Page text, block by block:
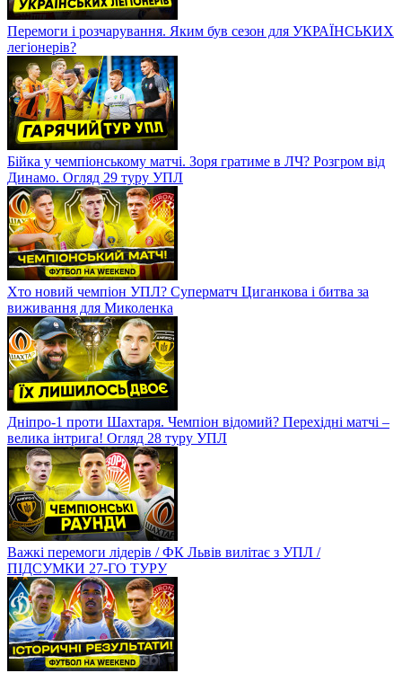
Перемоги і розчарування. Яким був сезон для УКРАЇНСЬКИХ
легіонерів?
Бійка у чемпіонському матчі. Зоря гратиме в ЛЧ? Розгром від
Динамо. Огляд 29 туру УПЛ
Хто новий чемпіон УПЛ? Суперматч Циганкова і битва за
виживання для Миколенка
Дніпро-1 проти Шахтаря. Чемпіон відомий? Перехідні матчі –
велика інтрига! Огляд 28 туру УПЛ
Важкі перемоги лідерів / ФК Львів вилітає з УПЛ /
ПІДСУМКИ 27-ГО ТУРУ